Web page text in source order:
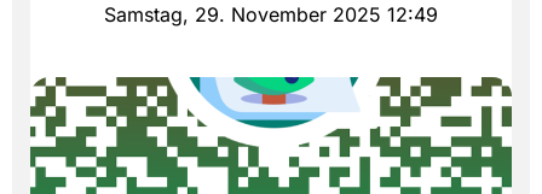
Samstag, 29. November 2025 12:49